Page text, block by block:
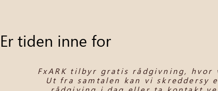
Er tiden inne for
FxARK tilbyr gratis rådgivning,
Ut fra samtalen kan vi skreddersy